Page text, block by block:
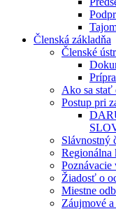
Členská základňa
Členské
Ako sa stať
Postup pri
Slávnostný
Regionálna
Žiadosť o
Miestne
Záujmové